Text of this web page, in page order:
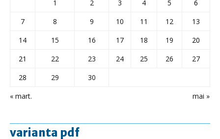
« mart. mai »
1 2 3 4 5
6
7
8 9 10 11 12
13
14
15 16 17 18 19
20
21
22 23 24 25 26
27
28
29 30
varianta pdf